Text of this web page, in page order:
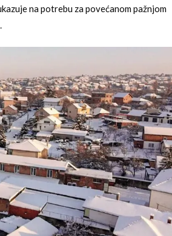
na potrebu za povećanom pažnjom